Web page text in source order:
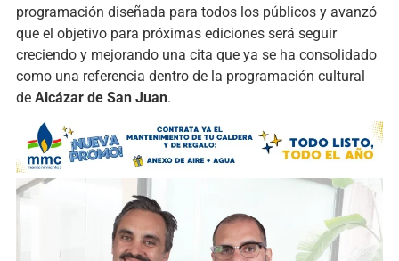
programación diseñada para todos los públicos y avanzó
que el objetivo para próximas ediciones será seguir
creciendo y mejorando una cita que ya se ha consolidado
como una referencia dentro de la programación cultural
de Alcázar de San Juan.